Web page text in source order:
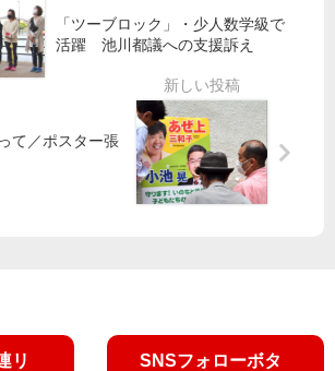
区
「
合
区
で
の
新
い
プ
ラ
ス
タ
78
回
が
さ
ン
ポ
ム
】
羽
田
問
民
「ツーブロック」・少人数学級で
活躍 池川都議への支援訴え
て／ポスター張
リ
SNSフォローボタ